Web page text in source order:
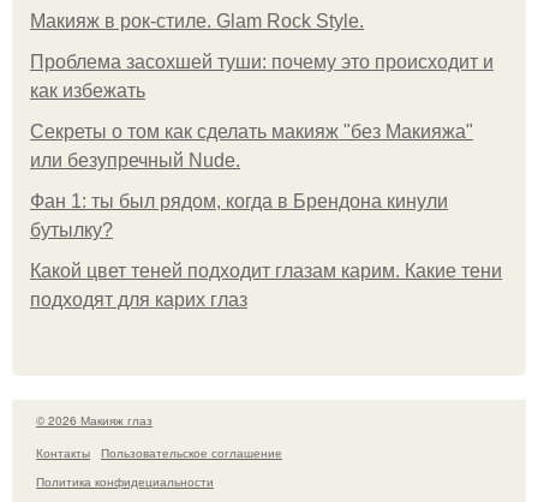
Макияж в рок-стиле. Glam Rock Style.
Проблема засохшей туши: почему это происходит и
как избежать
Секреты о том как сделать макияж "без Макияжа"
или безупречный Nude.
Фан 1: ты был рядом, когда в Брендона кинули
бутылку?
Какой цвет теней подходит глазам карим. Какие тени
подходят для карих глаз
© 2026 Макияж глаз
Контакты
Пользовательское соглашение
Политика конфидециальности